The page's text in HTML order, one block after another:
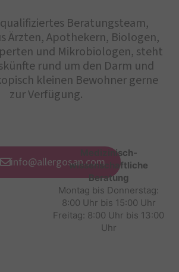
Beratungsteam,
Ärzten, Apothekern, Biologen,
und Mikrobiologen, steht
rund um den Darm und
kleinen Bewohner gerne
zur Verfügung.
info@allergosan.com
Medizinisch-
wissenschaftliche
Beratung
Montag bis Donnerstag:
8:00 Uhr bis 15:00 Uhr
Freitag: 8:00 Uhr bis 13:00
Uhr